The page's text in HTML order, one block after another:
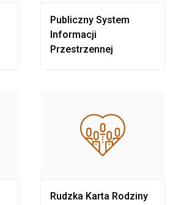
Publiczny System
Informacji
Przestrzennej
Rudzka Karta Rodziny